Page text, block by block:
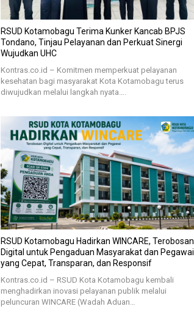
RSUD Kotamobagu Terima Kunker Kancab BPJS
Tondano, Tinjau Pelayanan dan Perkuat Sinergi
Wujudkan UHC
Kontras.co.id – Komitmen memperkuat pelayanan
kesehatan bagi masyarakat Kota Kotamobagu terus
diwujudkan melalui langkah nyata….
RSUD Kotamobagu Hadirkan WINCARE, Terobosan
Digital untuk Pengaduan Masyarakat dan Pegawai
yang Cepat, Transparan, dan Responsif
Kontras.co.id – RSUD Kota Kotamobagu kembali
menghadirkan inovasi pelayanan publik melalui
peluncuran WINCARE (Wadah Aduan…